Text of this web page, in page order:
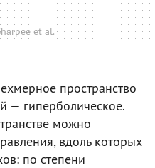
et al.
пространство
— гиперболическое.
можно
вдоль которых
по степени